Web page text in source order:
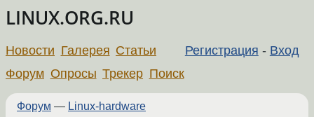
LINUX.ORG.RU
Регистрация - Вход
Новости Галерея Статьи
Форум Опросы Трекер Поиск
Форум — Linux-hardware